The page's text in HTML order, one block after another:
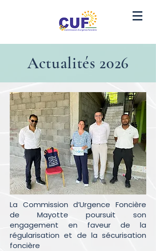
Actualités 2026
La Commission d’Urgence Foncière
de Mayotte poursuit son
engagement en faveur de la
régularisation et de la sécurisation
foncière